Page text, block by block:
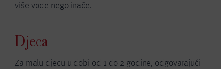
više vode nego inače.
Djeca
Za malu djecu u dobi od 1 do 2 godine, odgovarajući